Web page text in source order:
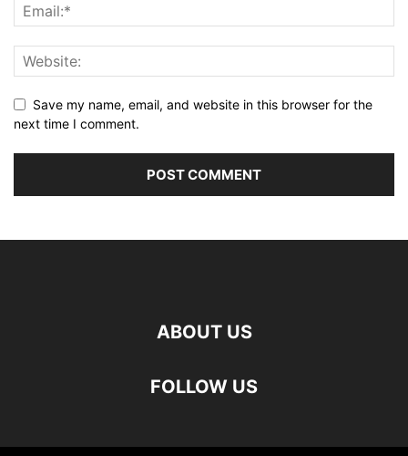
Save my name, email, and website in this browser for the
next time I comment.
ABOUT US
FOLLOW US